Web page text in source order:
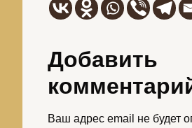
Добавить
Ваш адрес email не будет